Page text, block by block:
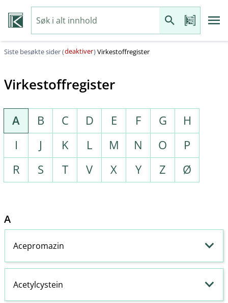
Siste besøkte sider (deaktiver)Virkestoffregister
Virkestoffregister
A B C D E F G
H
I
J K L M N O
P
R
S T V X Y Z Ø
A
Acepromazin
Acetylcystein